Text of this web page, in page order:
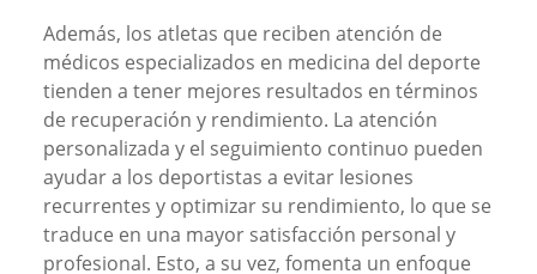
Además, los atletas que reciben atención de
médicos especializados en medicina del deporte
tienden a tener mejores resultados en términos
de recuperación y rendimiento. La atención
personalizada y el seguimiento continuo pueden
ayudar a los deportistas a evitar lesiones
recurrentes y optimizar su rendimiento, lo que se
traduce en una mayor satisfacción personal y
profesional. Esto, a su vez, fomenta un enfoque